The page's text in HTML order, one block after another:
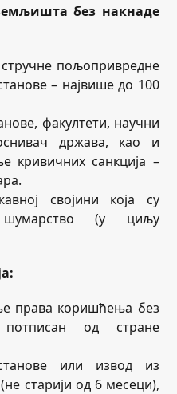
без накнаде
пољопривредне
– највише до 100
факултети, научни
држава, као и
кривичних санкција –
својини која су
шумарство (у циљу
права коришћења без
од стране
или извод из
старији од 6 месеци),